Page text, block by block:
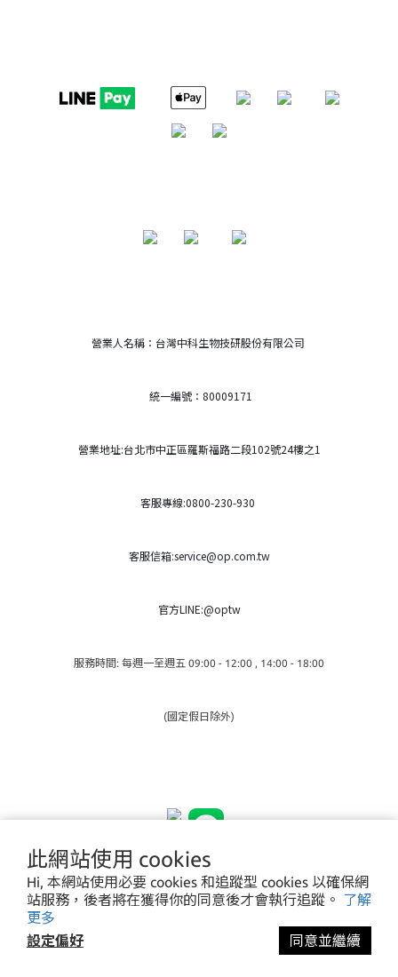
此網站使用 cookies
Hi, 本網站使用必要 cookies 和追蹤型 cookies 以確保網
站服務，後者將在獲得你的同意後才會執行追蹤。 了解
更多
設定偏好
同意並繼續
營業人名稱：台灣中科生物技研股份有限公司
統一編號：80009171
營業地址:台北市中正區羅斯福路二段102號24樓之1
客服專線:0800-230-930
客服信箱:service@op.com.tw
官方LINE:@optw
服務時間: 每週一至週五 09:00 - 12:00 , 14:00 - 18:00
(國定假日除外)